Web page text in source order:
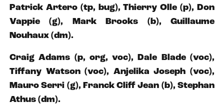
Patrick Artero (tp, bug), Thierry Olle (p), Don
Vappie (g), Mark Brooks (b), Guillaume
Nouhaux (dm).
Craig Adams (p, org, voc), Dale Blade (voc),
Tiffany Watson (voc), Anjelika Joseph (voc),
Mauro Serri (g), Franck Cliff Jean (b), Stephan
Athus (dm).